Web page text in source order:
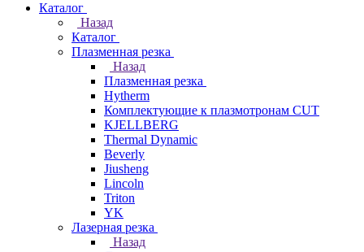
Каталог
Назад
Каталог
Плазменная резка
Назад
Плазменная резка
Hytherm
Комплектующие к плазмотронам CUT
KJELLBERG
Thermal Dynamic
Beverly
Jiusheng
Lincoln
Triton
YK
Лазерная резка
Назад